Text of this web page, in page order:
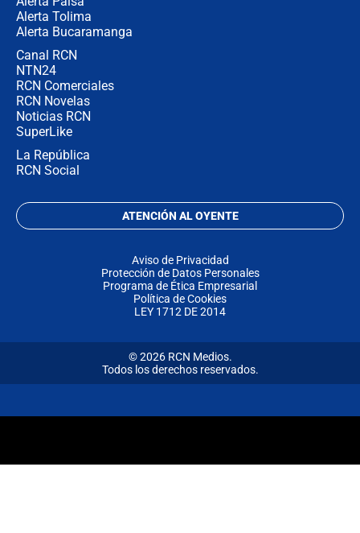
Alerta Tolima
Alerta Bucaramanga
Canal RCN
NTN24
RCN Comerciales
RCN Novelas
Noticias RCN
SuperLike
La República
RCN Social
ATENCIÓN AL OYENTE
Aviso de Privacidad
Protección de Datos Personales
Programa de Ética Empresarial
Política de Cookies
LEY 1712 DE 2014
© 2026 RCN Medios.
Todos los derechos reservados.